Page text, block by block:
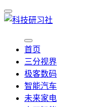
首页
三分视界
极客数码
智能汽车
未来家电